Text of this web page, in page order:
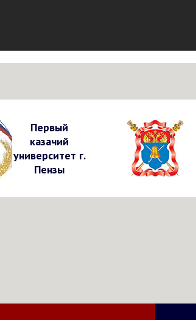
Первый
казачий
университет г.
Пензы